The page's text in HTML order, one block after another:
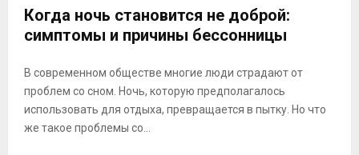
Когда ночь становится не доброй:
симптомы и причины бессонницы
В современном обществе многие люди страдают от
проблем со сном. Ночь, которую предполагалось
использовать для отдыха, превращается в пытку. Но что
же такое проблемы со...